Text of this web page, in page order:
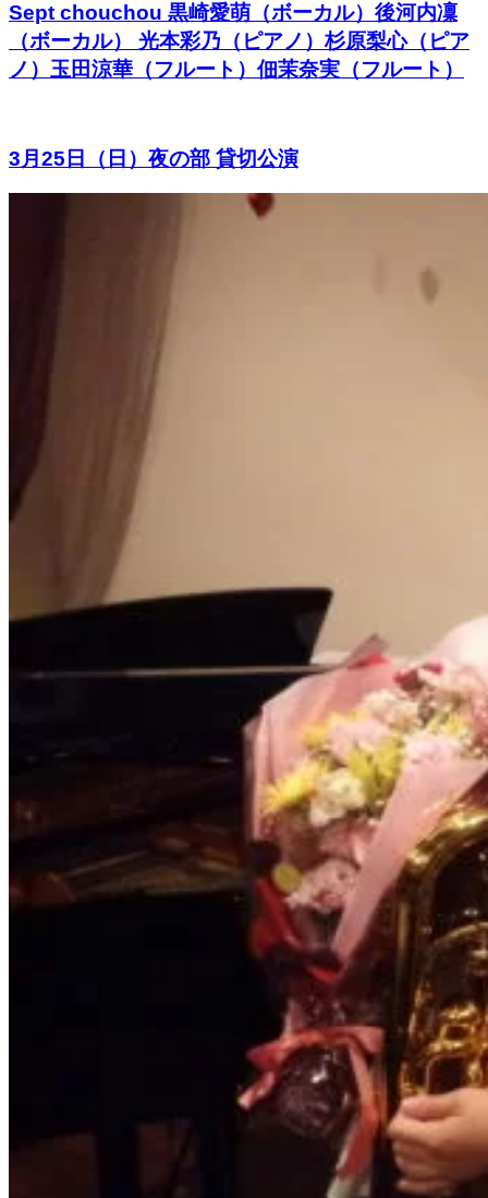
Sept chouchou 黒崎愛萌（ボーカル）後河内凜
（ボーカル） 光本彩乃（ピアノ）杉原梨心（ピア
ノ）玉田涼華（フルート）佃茉奈実（フルート）
3月25日（日）夜の部 貸切公演